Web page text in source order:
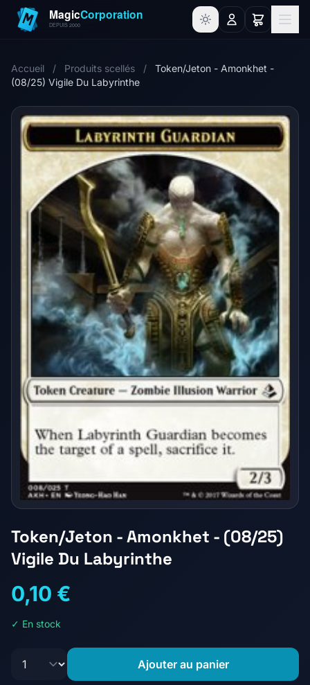
Accueil / Produits scellés /
Token/Jeton - Amonkhet -
(08/25) Vigile Du Labyrinthe
Token/Jeton - Amonkhet - (08/25)
Vigile Du Labyrinthe
0,10 €
✓ En stock
Ajouter au panier